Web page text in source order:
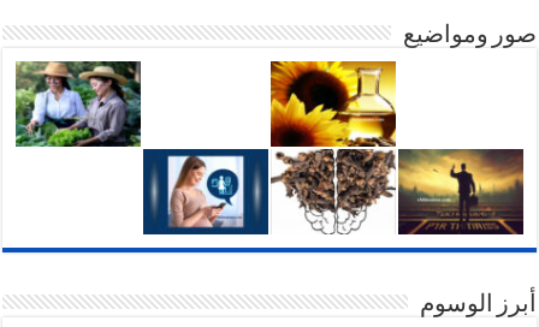
صور ومواضيع
أبرز الوسوم